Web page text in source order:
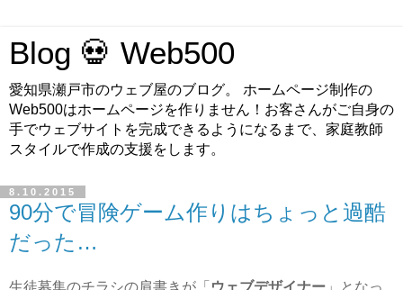
Blog 💀 Web500
愛知県瀬戸市のウェブ屋のブログ。 ホームページ制作の
Web500はホームページを作りません！お客さんがご自身の
手でウェブサイトを完成できるようになるまで、家庭教師
スタイルで作成の支援をします。
8.10.2015
90分で冒険ゲーム作りはちょっと過酷
だった…
生徒募集のチラシの肩書きが「 ウェブデザイナー 」となっ